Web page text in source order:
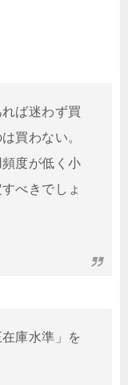
ば迷わず買
買わない。
度が低く小
べきでしょ
庫水準」を